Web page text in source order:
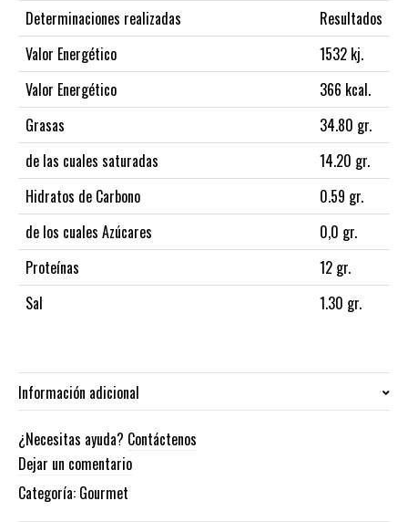
Determinaciones realizadas
Resultados
Valor Energético
1532 kj.
Valor Energético
366 kcal.
Grasas
34.80 gr.
de las cuales saturadas
14.20 gr.
Hidratos de Carbono
0.59 gr.
de los cuales Azúcares
0,0 gr.
Proteínas
12 gr.
Sal
1.30 gr.
Información adicional
Peso
¿Necesitas ayuda? Contáctenos
Dejar un comentario
Categoría: Gourmet